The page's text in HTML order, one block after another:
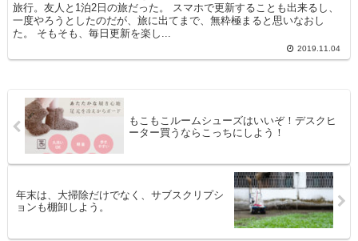
旅行。友人と1泊2日の旅だった。 スマホで更新することも出来るし、
一度やろうとしたのだが、旅に出てまで、無粋極まると思いなおし
た。 そもそも、毎日更新を楽し...
2019.11.04
もこもこルームシューズはいいぞ！デスクヒ
ーター買うならこっちにしよう！
年末は、大掃除だけでなく、サブスクリプシ
ョンも棚卸しよう。